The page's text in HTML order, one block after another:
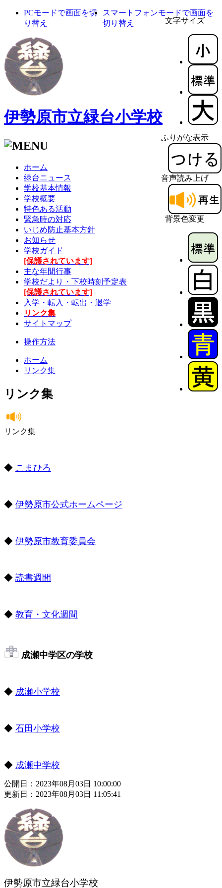
文字サイズ
ふりがな表示
音声読み上げ
背景色変更
PCモードで画面を切
り替え
スマートフォンモードで画面を
切り替え
伊勢原市立緑台小学校
ホーム
緑台ニュース
学校基本情報
学校概要
特色ある活動
緊急時の対応
いじめ防止基本方針
お知らせ
学校ガイド
[保護されています]
主な年間行事
学校だより・下校時刻予定表
[保護されています]
入学・転入・転出・退学
リンク集
サイトマップ
操作方法
ホーム
リンク集
リンク集
リンク集
◆ こまひろ
◆ 伊勢原市公式ホームページ
◆ 伊勢原市教育委員会
◆ 読書週間
◆ 教育・文化週間
成瀬中学区の学校
◆ 成瀬小学校
◆ 石田小学校
◆ 成瀬中学校
公開日：2023年08月03日 10:00:00
更新日：2023年08月03日 11:05:41
伊勢原市立緑台小学校